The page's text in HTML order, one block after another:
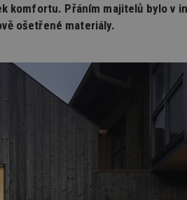
komfortu. Přáním majitelů bylo v
ošetřené materiály.